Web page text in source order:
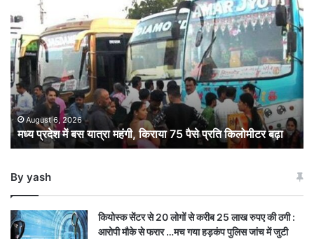
प्रदेश
में
बस
यात्रा
महंगी,
किराया
75
पैसे
प्रति
किलोमीटर
August 6, 2026
मध्य प्रदेश में बस यात्रा महंगी, किराया 75 पैसे प्रति किलोमीटर बढ़ा
By yash
कियोस्क सेंटर से 20 लोगों से करीब 25 लाख रुपए की ठगी :
आरोपी मौके से फरार …मच गया हड़कंप पुलिस जांच में जुटी